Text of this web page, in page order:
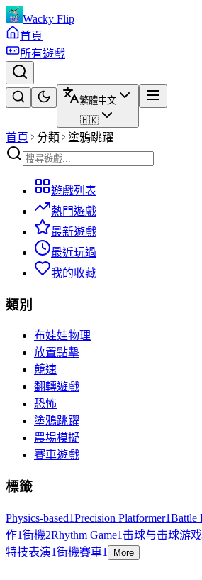
Wacky Flip
首頁
所有遊戲
繁體中文
🇭🇰
首頁 分類 塗鴉跳躍
遊戲列表
熱門遊戲
最新遊戲
最近玩過
我的收藏
類別
布娃娃物理
放置點擊
競速
翻轉遊戲
恐怖
塗鴉跳躍
農場模擬
賽車遊戲
標籤
Physics-based1Precision Platformer1Battle
作1街機2Rhythm Game1 击球与击球游戏
特技表演1街機賽車1 More